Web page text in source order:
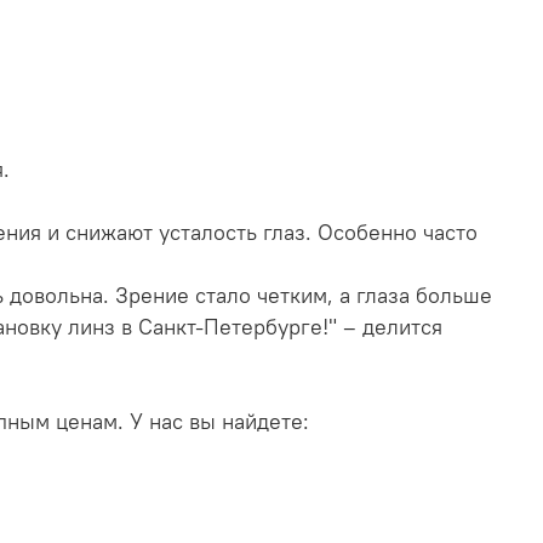
и снижают усталость глаз. Особенно часто
Зрение стало четким, а глаза больше
линз в Санкт-Петербурге!" – делится
ценам. У нас вы найдете: